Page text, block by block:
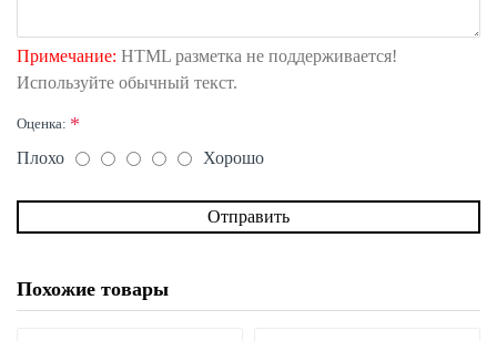
Примечание: HTML разметка не поддерживается!
Используйте обычный текст.
Оценка:
Плохо Хорошо
Отправить
Похожие товары